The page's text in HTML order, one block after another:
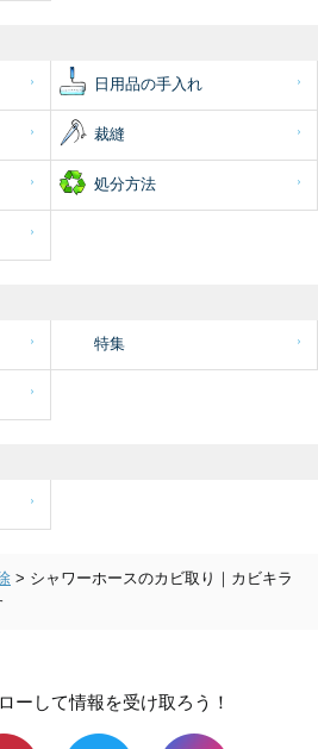
日用品の手入れ
裁縫
処分方法
特集
> シャワーホースのカビ取り｜カビキラ
ーして情報を受け取ろう！